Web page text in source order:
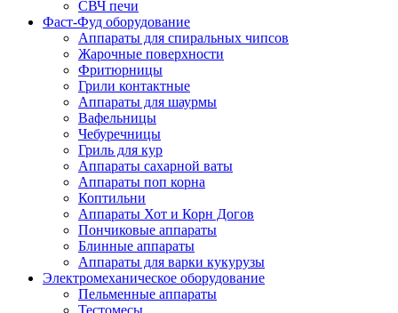
СВЧ печи
Фаст-Фуд оборудование
Аппараты для спиральных чипсов
Жарочные поверхности
Фритюрницы
Грили контактные
Аппараты для шаурмы
Вафельницы
Чебуречницы
Гриль для кур
Аппараты сахарной ваты
Аппараты поп корна
Коптильни
Аппараты Хот и Корн Догов
Пончиковые аппараты
Блинные аппараты
Аппараты для варки кукурузы
Электромеханическое оборудование
Пельменные аппараты
Тестомесы